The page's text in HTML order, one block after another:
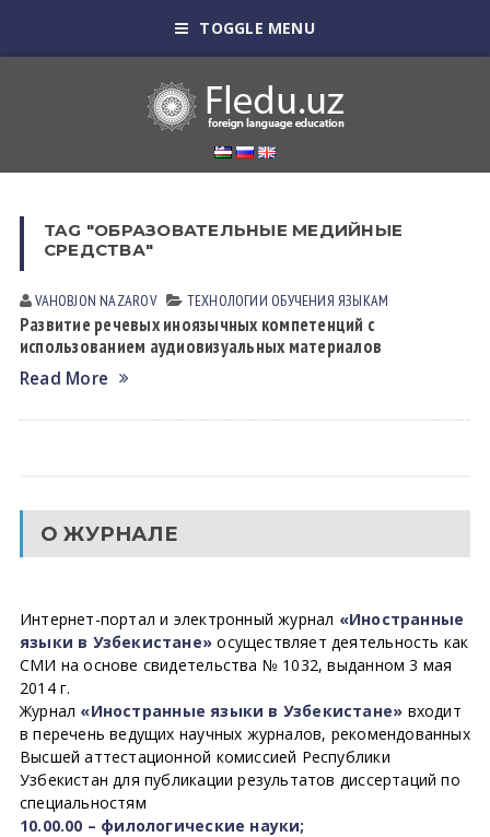
TOGGLE MENU
TAG "ОБРАЗОВАТЕЛЬНЫЕ МЕДИЙНЫЕ
СРЕДСТВА"
VAHOBJON NАZАROV ТЕХНОЛОГИИ ОБУЧЕНИЯ ЯЗЫКАМ
Развитие речевых иноязычных компетенций с
использованием аудиовизуальных материалов
Read More
О ЖУРНАЛЕ
Интернет-портал и электронный журнал «Иностранные
языки в Узбекистане» осуществляет деятельность как
СМИ на основе свидетельства № 1032, выданном 3 мая
2014 г.
Журнал «Иностранные языки в Узбекистане» входит
в перечень ведущих научных журналов, рекомендованных
Высшей аттестационной комиссией Республики
Узбекистан для публикации результатов диссертаций по
специальностям
10.00.00 – филологические науки;